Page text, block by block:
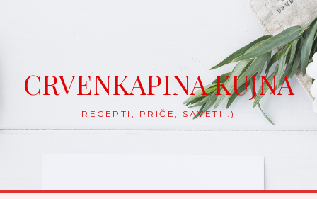
CRVENKAPINA KUJNA
RECEPTI, PRIČE, SAVETI :)